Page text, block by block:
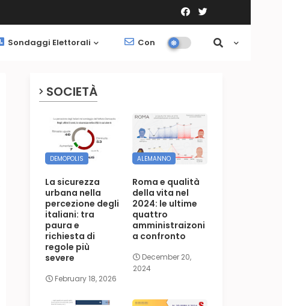
Sondaggi Elettorali Contatti Società
SOCIETÀ
DEMOPOLIS
La sicurezza
urbana nella
percezione degli
italiani: tra
paura e
richiesta di
regole più
severe
February 18, 2026
ALEMANNO
Roma e qualità
della vita nel
2024: le ultime
quattro
amministraizoni
a confronto
December 20,
2024